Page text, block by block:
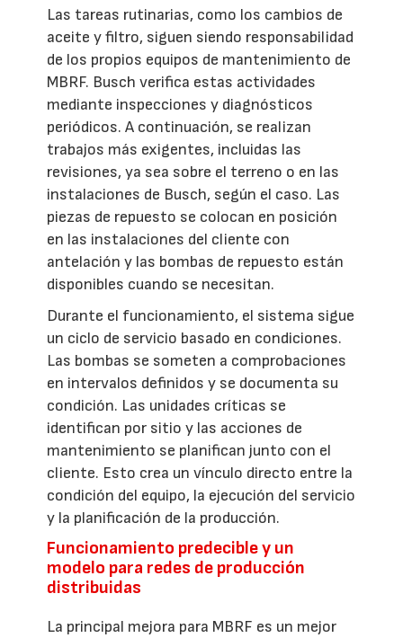
Las tareas rutinarias, como los cambios de
aceite y filtro, siguen siendo responsabilidad
de los propios equipos de mantenimiento de
MBRF. Busch verifica estas actividades
mediante inspecciones y diagnósticos
periódicos. A continuación, se realizan
trabajos más exigentes, incluidas las
revisiones, ya sea sobre el terreno o en las
instalaciones de Busch, según el caso. Las
piezas de repuesto se colocan en posición
en las instalaciones del cliente con
antelación y las bombas de repuesto están
disponibles cuando se necesitan.
Durante el funcionamiento, el sistema sigue
un ciclo de servicio basado en condiciones.
Las bombas se someten a comprobaciones
en intervalos definidos y se documenta su
condición. Las unidades críticas se
identifican por sitio y las acciones de
mantenimiento se planifican junto con el
cliente. Esto crea un vínculo directo entre la
condición del equipo, la ejecución del servicio
y la planificación de la producción.
Funcionamiento predecible y un
modelo para redes de producción
distribuidas
La principal mejora para MBRF es un mejor